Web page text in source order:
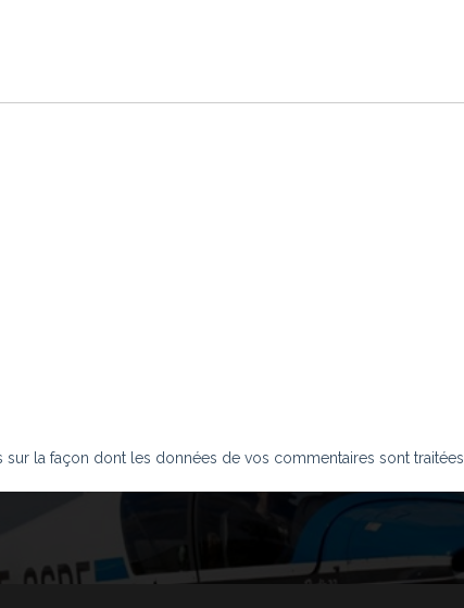
sur la façon dont les données de vos commentaires sont traitées